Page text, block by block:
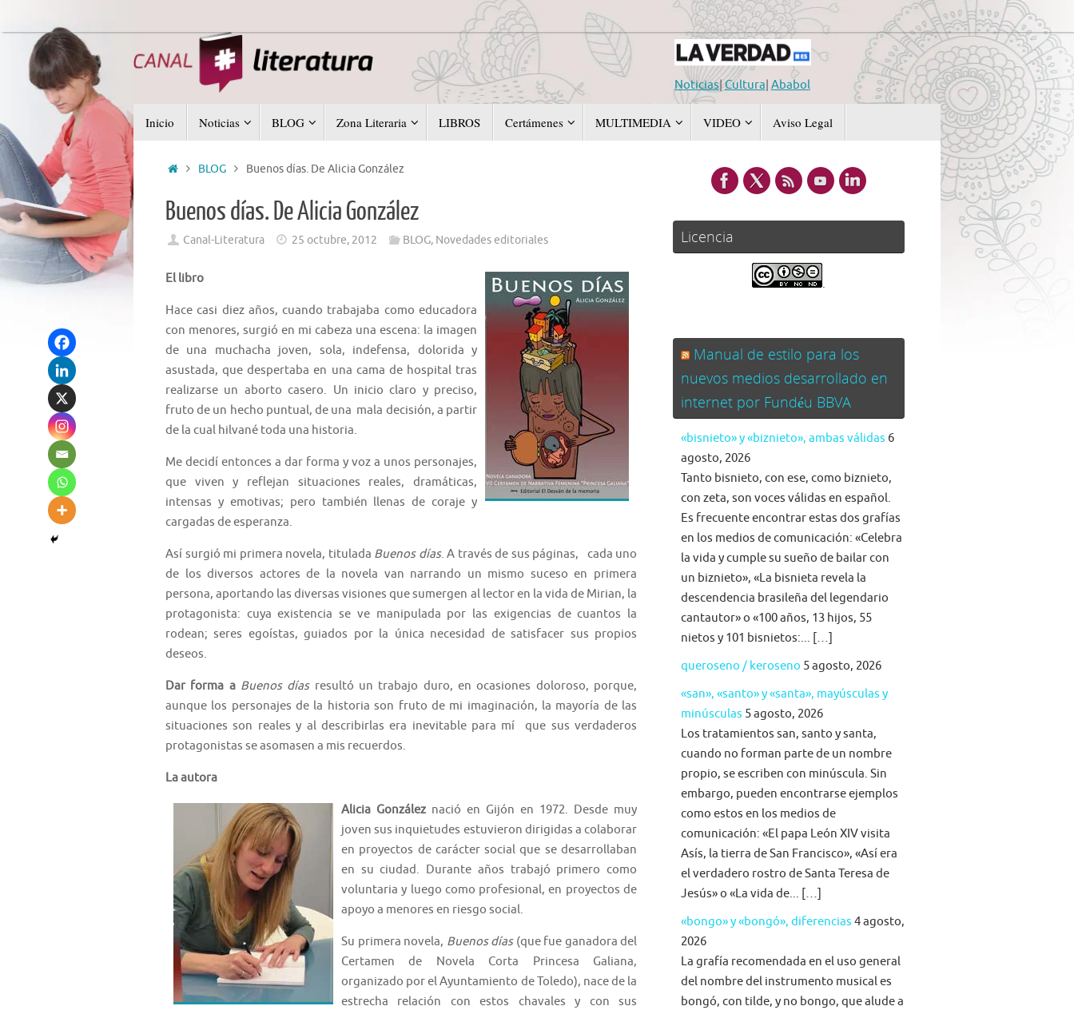
al
contenido
Noticias|Cultura| Ababol
al
contenido
Inicio Noticias BLOG Zona Literaria LIBROS Certámenes MULTIMEDIA VIDEO Aviso Legal
InicioBLOG Buenos días. De Alicia González
Buenos días. De Alicia González
Canal-Literatura 25 octubre, 2012 BLOG, Novedades editoriales
El libro
Hace casi diez años, cuando trabajaba como educadora
con menores, surgió en mi cabeza una escena: la imagen
de una muchacha joven, sola, indefensa, dolorida y
asustada, que despertaba en una cama de hospital tras
realizarse un aborto casero. Un inicio claro y preciso,
fruto de un hecho puntual, de una mala decisión, a partir
de la cual hilvané toda una historia.
Me decidí entonces a dar forma y voz a unos personajes,
que viven y reflejan situaciones reales, dramáticas,
intensas y emotivas; pero también llenas de coraje y
cargadas de esperanza.
Así surgió mi primera novela, titulada Buenos días. A través de sus páginas, cada uno
de los diversos actores de la novela van narrando un mismo suceso en primera
persona, aportando las diversas visiones que sumergen al lector en la vida de Mirian, la
protagonista: cuya existencia se ve manipulada por las exigencias de cuantos la
rodean; seres egoístas, guiados por la única necesidad de satisfacer sus propios
deseos.
Dar forma a Buenos díasresultó un trabajo duro, en ocasiones doloroso, porque,
aunque los personajes de la historia son fruto de mi imaginación, la mayoría de las
situaciones son reales y al describirlas era inevitable para mí que sus verdaderos
protagonistas se asomasen a mis recuerdos.
La autora
Alicia González nació en Gijón en 1972. Desde muy
joven sus inquietudes estuvieron dirigidas a colaborar
en proyectos de carácter social que se desarrollaban
en su ciudad. Durante años trabajó primero como
voluntaria y luego como profesional, en proyectos de
apoyo a menores en riesgo social.
Su primera novela, Buenos días(que fue ganadora del
Certamen de Novela Corta Princesa Galiana,
organizado por el Ayuntamiento de Toledo), nace de la
estrecha relación con estos chavales y con sus
Licencia
.
Manual de estilo para los
nuevos medios desarrollado en
internet por Fundéu BBVA
«bisnieto» y «biznieto», ambas válidas 6
agosto, 2026
Tanto bisnieto, con ese, como biznieto,
con zeta, son voces válidas en español.
Es frecuente encontrar estas dos grafías
en los medios de comunicación: «Celebra
la vida y cumple su sueño de bailar con
un biznieto», «La bisnieta revela la
descendencia brasileña del legendario
cantautor» o «100 años, 13 hijos, 55
nietos y 101 bisnietos:... […]
queroseno / keroseno 5 agosto, 2026
«san», «santo» y «santa», mayúsculas y
minúsculas 5 agosto, 2026
Los tratamientos san, santo y santa,
cuando no forman parte de un nombre
propio, se escriben con minúscula. Sin
embargo, pueden encontrarse ejemplos
como estos en los medios de
comunicación: «El papa León XIV visita
Asís, la tierra de San Francisco», «Así era
el verdadero rostro de Santa Teresa de
Jesús» o «La vida de... […]
«bongo» y «bongó», diferencias 4 agosto,
2026
La grafía recomendada en el uso general
del nombre del instrumento musical es
bongó, con tilde, y no bongo, que alude a